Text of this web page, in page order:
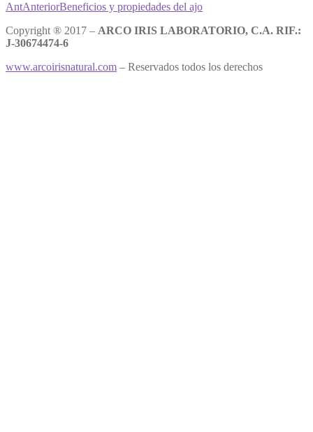
AntAnteriorBeneficios y propiedades del ajo
Copyright ® 2017 – ARCO IRIS LABORATORIO, C.A. RIF.:
J-30674474-6
www.arcoirisnatural.com – Reservados todos los derechos